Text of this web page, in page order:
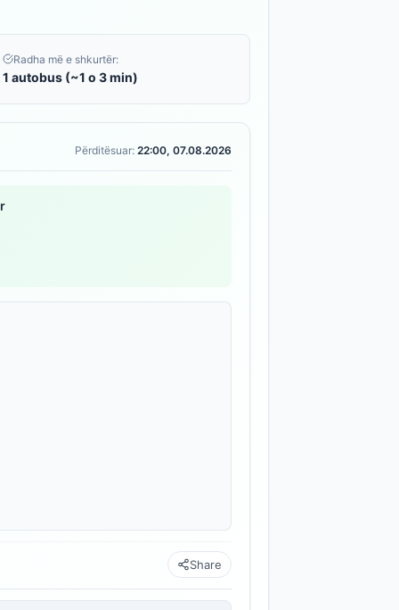
Radha më e shkurtër:
1 autobus (~1 o 3 min)
Përditësuar: 22:00, 07.08.2026
Share